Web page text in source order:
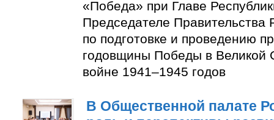
«Победа» при Главе
Председателе Правительства
по подготовке и проведению
годовщины Победы в Великой
войне 1941–1945 годов
В Общественной палате